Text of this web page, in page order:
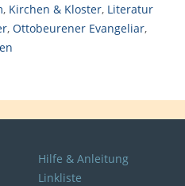
, Kirchen & Kloster, Literatur
, Ottobeurener Evangeliar,
Hilfe & Anleitung
Linkliste